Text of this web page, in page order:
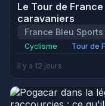
Le Tour de
caravaniers
France Bleu Sports
Cyclisme Tour de
il y a 12 jours